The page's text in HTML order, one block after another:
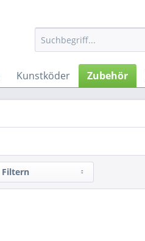
Kunstköder Zubehör
Filtern